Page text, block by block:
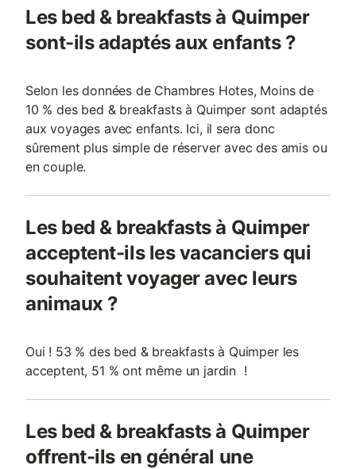
Les bed & breakfasts à Quimper
sont-ils adaptés aux enfants ?
Selon les données de Chambres Hotes, Moins de
10 % des bed & breakfasts à Quimper sont adaptés
aux voyages avec enfants. Ici, il sera donc
sûrement plus simple de réserver avec des amis ou
en couple.
Les bed & breakfasts à Quimper
acceptent-ils les vacanciers qui
souhaitent voyager avec leurs
animaux ?
Oui ! 53 % des bed & breakfasts à Quimper les
acceptent, 51 % ont même un jardin !
Les bed & breakfasts à Quimper
offrent-ils en général une